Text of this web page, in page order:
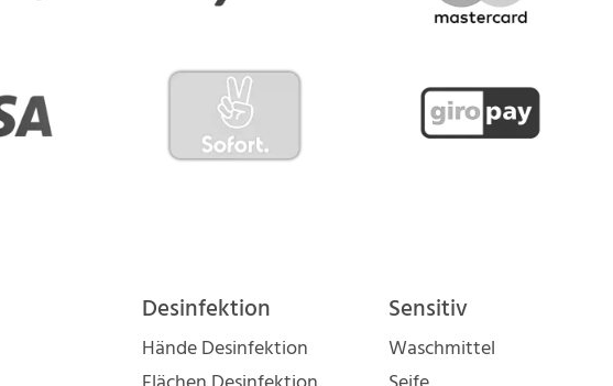
Desinfektion
Hände Desinfektion
Sensitiv
Waschmittel